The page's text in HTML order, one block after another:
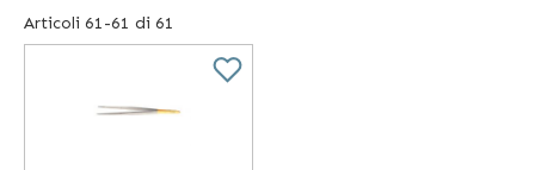
Articoli 61-61 di 61